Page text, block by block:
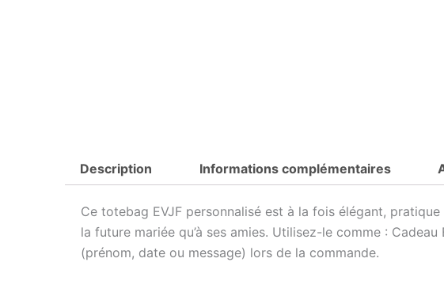
Description Informations complémentaires
Ce totebag EVJF personnalisé est à la fois élégant,
la future mariée qu’à ses amies. Utilisez-le comme :
(prénom, date ou message) lors de la commande.